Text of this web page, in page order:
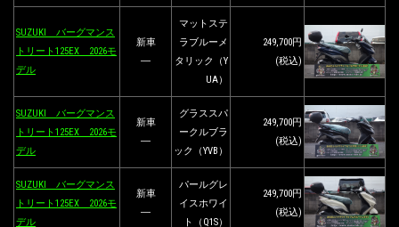
SUZUKI バーグマンス
トリート125EX 2026モ
デル
新車
―
マットステ
ラブルーメ
タリック（Y
UA）
249,700円
(税込)
SUZUKI バーグマンス
トリート125EX 2026モ
デル
新車
―
グラススパ
ークルブラ
ック（YVB）
249,700円
(税込)
SUZUKI バーグマンス
トリート125EX 2026モ
デル
新車
―
パールグレ
イスホワイ
ト（Q1S）
249,700円
(税込)